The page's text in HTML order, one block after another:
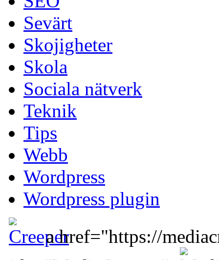
Sevärt
Skojigheter
Skola
Sociala nätverk
Teknik
Tips
Webb
Wordpress
Wordpress plugin
a href="https://